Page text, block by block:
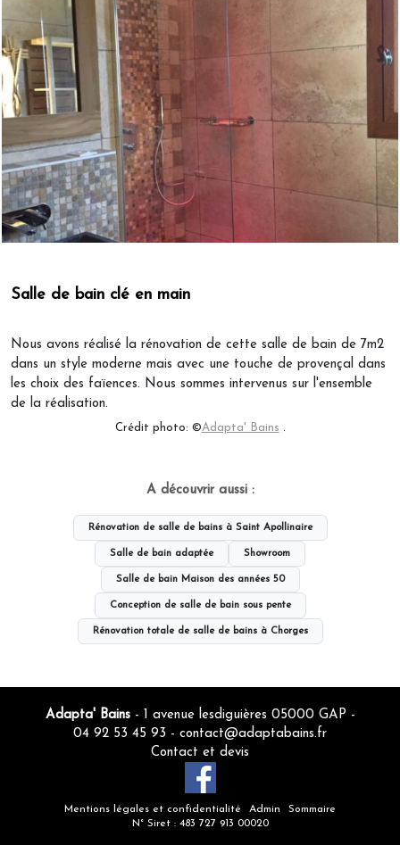
Salle de bain clé en main
Nous avons réalisé la rénovation de cette salle de bain de 7m2
dans un style moderne mais avec une touche de provençal dans
les choix des faïences. Nous sommes intervenus sur l'ensemble
de la réalisation.
Crédit photo: ©Adapta' Bains .
A découvrir aussi :
Rénovation de salle de bains à Saint Apollinaire
Salle de bain adaptée Showroom
Salle de bain Maison des années 50
Conception de salle de bain sous pente
Rénovation totale de salle de bains à Chorges
Adapta' Bains- 1 avenue lesdiguières 05000 GAP -
04 92 53 45 93 - contact@adaptabains.fr
Contact et devis
Mentions légales et confidentialité Admin
Sommaire
N° Siret : 483 727 913 00020